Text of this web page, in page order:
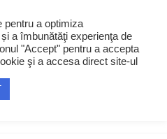
pentru a optimiza
a îmbunătăţi experienţa de
"Accept" pentru a accepta
şi a accesa direct site-ul